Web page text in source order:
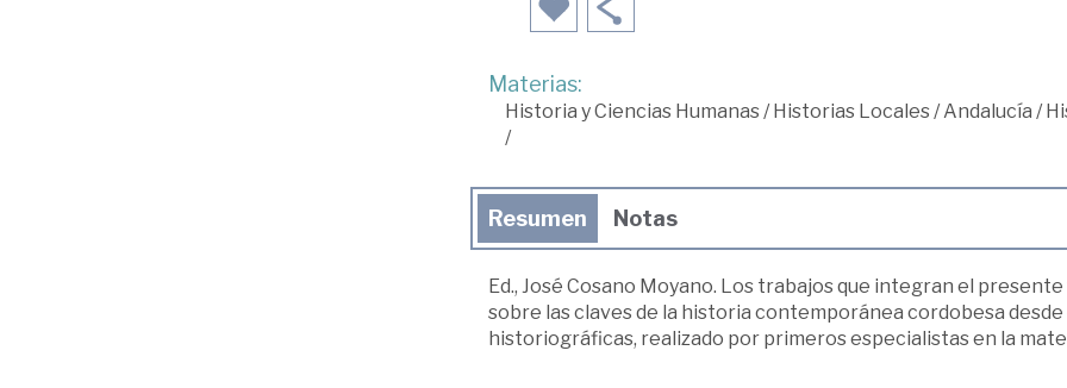
Materias:
Historia y Ciencias Humanas/Historias Locales/Andalucía /
/
Resumen Notas
Ed., José Cosano Moyano. Los trabajos que integran el
sobre las claves de la historia contemporánea cordobesa
historiográficas, realizado por primeros especialistas en la